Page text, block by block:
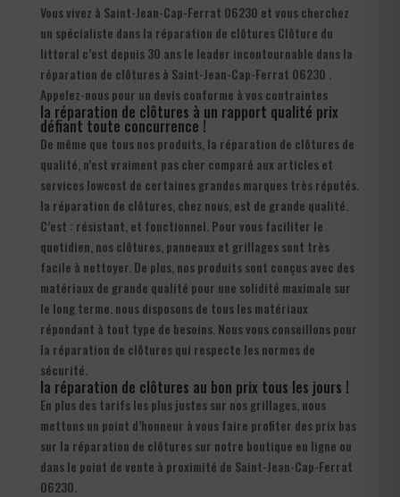
Vous vivez à Saint-Jean-Cap-Ferrat 06230 et vous cherchez
un spécialiste dans la réparation de clôtures Clôture du
littoral c’est depuis 30 ans le leader incontournable dans la
réparation de clôtures à Saint-Jean-Cap-Ferrat 06230 .
Appelez-nous pour un devis conforme à vos contraintes
la réparation de clôtures à un rapport qualité prix
défiant toute concurrence !
De même que tous nos produits, la réparation de clôtures de
qualité, n’est vraiment pas cher comparé aux articles et
services lowcost de certaines grandes marques très réputés.
la réparation de clôtures, chez nous, est de grande qualité.
C’est : résistant, et fonctionnel. Pour vous faciliter le
quotidien, nos clôtures, panneaux et grillages sont très
facile à nettoyer. De plus, nos produits sont conçus avec des
matériaux de grande qualité pour une solidité maximale sur
le long terme. nous disposons de tous les matériaux
répondant à tout type de besoins. Nous vous conseillons pour
la réparation de clôtures qui respecte les normes de
sécurité.
la réparation de clôtures au bon prix tous les jours !
En plus des tarifs les plus justes sur nos grillages, nous
mettons un point d’honneur à vous faire profiter des prix bas
sur la réparation de clôtures sur notre boutique en ligne ou
dans le point de vente à proximité de Saint-Jean-Cap-Ferrat
06230.